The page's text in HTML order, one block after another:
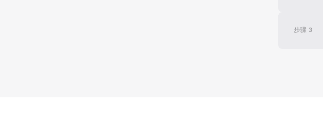
步骤 3